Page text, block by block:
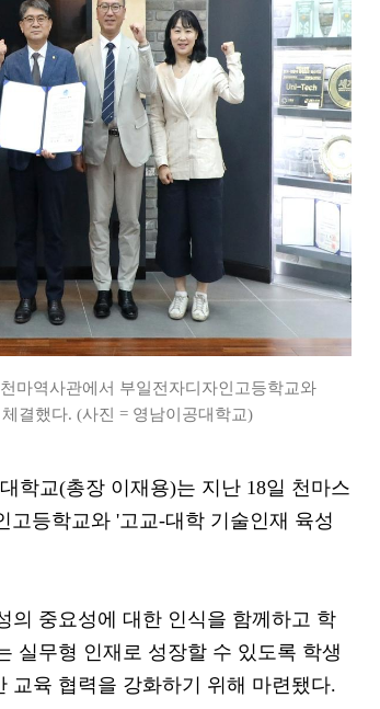
마역사관에서 부일전자디자인고등학교와
결했다. (사진 = 영남이공대학교)
학교(총장 이재용)는 지난 18일 천마스
등학교와 '고교-대학 기술인재 육성
의 중요성에 대한 인식을 함께하고 학
실무형 인재로 성장할 수 있도록 학생
교육 협력을 강화하기 위해 마련됐다.